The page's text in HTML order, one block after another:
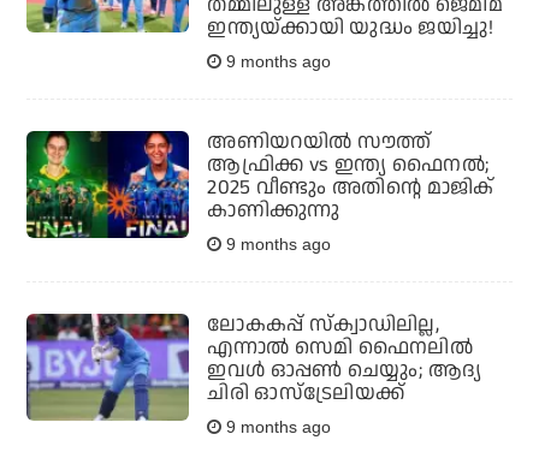
ഇന്ത്യയ്ക്കായി യുദ്ധം ജയിച്ചു!
9 months ago
അണിയറയില്‍ സൗത്ത്
ആഫ്രിക്ക vs ഇന്ത്യ ഫൈനല്‍;
2025 വീണ്ടും അതിന്റെ മാജിക്
കാണിക്കുന്നു
9 months ago
ലോകകപ്പ് സ്‌ക്വാഡിലില്ല,
എന്നാല്‍ സെമി ഫൈനലില്‍
ഇവള്‍ ഓപ്പണ്‍ ചെയ്യും; ആദ്യ
ചിരി ഓസ്‌ട്രേലിയക്ക്
9 months ago